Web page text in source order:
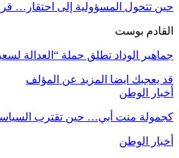
حين تتحول المسؤولية إلى احتقار…
القادم بوست
جماهير الوداد تطلق حملة “العدالة
قد يعجبك ايضا المزيد عن المؤلف
أخبار الوطن
كجمولة منت أبي… حين تقترب
أخبار الوطن